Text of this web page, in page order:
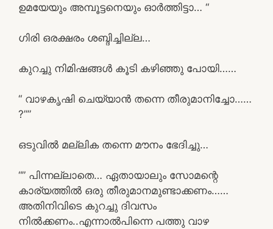
ഉമയേയും അമ്പൂട്ടനെയും ഓർത്തിട്ടാ… “
ഗിരി ഒരക്ഷരം ശബ്ദിച്ചില്ല…
കുറച്ചു നിമിഷങ്ങൾ കൂടി കഴിഞ്ഞു പോയി……
“ വാഴകൃഷി ചെയ്യാൻ തന്നെ തീരുമാനിച്ചോ……
?””
ഒടുവിൽ മല്ലിക തന്നെ മൗനം ഭേദിച്ചു…
“” പിന്നല്ലാതെ… ഏതായാലും സോമന്റെ
കാര്യത്തിൽ ഒരു തീരുമാനമുണ്ടാക്കണം……
അതിനിവിടെ കുറച്ചു ദിവസം
നിൽക്കണം..എന്നാൽപിന്നെ പത്തു വാഴ